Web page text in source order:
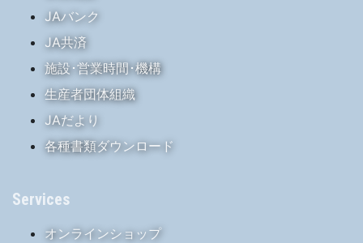
JAバンク
JA共済
施設･営業時間･機構
生産者団体組織
JAだより
各種書類ダウンロード
Services
オンラインショップ